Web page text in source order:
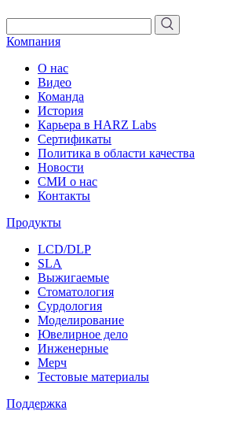
Компания
О нас
Видео
Команда
История
Карьера в HARZ Labs
Сертификаты
Политика в области качества
Новости
СМИ о нас
Контакты
Продукты
LCD/DLP
SLA
Выжигаемые
Стоматология
Сурдология
Моделирование
Ювелирное дело
Инженерные
Мерч
Тестовые материалы
Поддержка